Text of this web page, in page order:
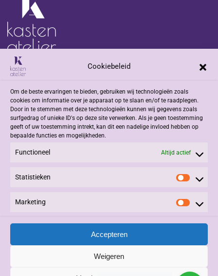
Cookiebeleid
Om de beste ervaringen te bieden, gebruiken wij technologieën zoals
cookies om informatie over je apparaat op te slaan en/of te raadplegen.
Door in te stemmen met deze technologieën kunnen wij gegevens zoals
surfgedrag of unieke ID's op deze site verwerken. Als je geen toestemming
geeft of uw toestemming intrekt, kan dit een nadelige invloed hebben op
bepaalde functies en mogelijkheden.
Functioneel Altijd actief
Statistieken
Marketing
Accepteren
Weigeren
Adres
Jacob Romenweg 2
6042 EZ Roermond
Contact
+31 (0)475 332908
Privacy Statement
Alle rechten voorbehouden © 2025, Kasten Atelier.
Beheer en Onderhoud:3PDesign|Vivere|LinQxx.